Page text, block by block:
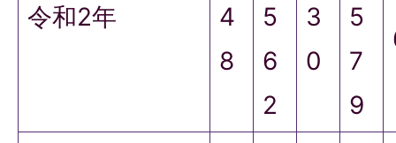
令和2年
4
8
5
6
2
3
0
5
7
9